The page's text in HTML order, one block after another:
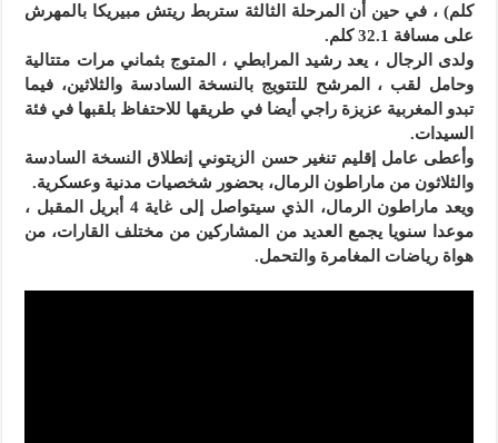
كلم) ، في حين أن المرحلة الثالثة ستربط ريتش مبيريكا بالمهرش
على مسافة 32.1 كلم.
ولدى الرجال ، يعد رشيد المرابطي ، المتوج بثماني مرات متتالية
وحامل لقب ، المرشح للتتويج بالنسخة السادسة والثلاثين، فيما
تبدو المغربية عزيزة راجي أيضا في طريقها للاحتفاظ بلقبها في فئة
السيدات.
وأعطى عامل إقليم تنغير حسن الزيتوني إنطلاق النسخة السادسة
والثلاثون من ماراطون الرمال، بحضور شخصيات مدنية وعسكرية.
ويعد ماراطون الرمال، الذي سيتواصل إلى غاية 4 أبريل المقبل ،
موعدا سنويا يجمع العديد من المشاركين من مختلف القارات، من
هواة رياضات المغامرة والتحمل.